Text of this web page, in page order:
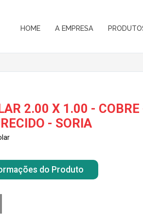
HOME A EMPRESA
2.00 X 1.00 - COBRE
- SORIA
do Produto